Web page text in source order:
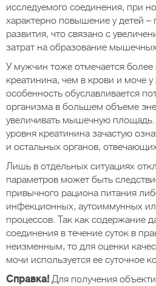
исследуемого соединения, при
характерно повышение у детей –
развития, что связано с
затрат на образование мышечных
У мужчин тоже отмечается более
креатинина, чем в крови и моче
особенность обуславливается
организма в большем объеме
увеличивать мышечную
уровня креатинина зачастую
и остальных органов,
Лишь в отдельных ситуациях
параметров может быть
привычного рациона питания
инфекционных, аутоиммунных
процессов. Так как содержание
соединения в течение суток в
неизменным, то для оценки
мочи используется ее суточное
Справка! Для получения